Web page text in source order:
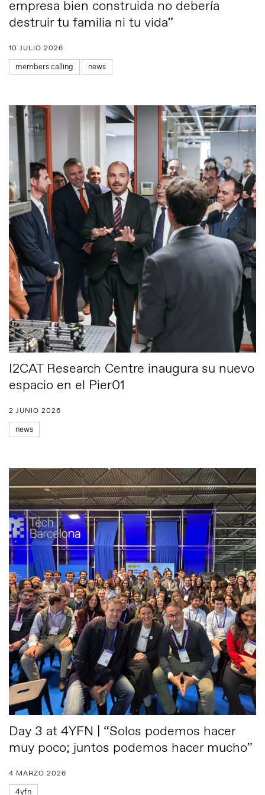
empresa bien construida no debería
destruir tu familia ni tu vida”
10 JULIO 2026
members calling news
I2CAT Research Centre inaugura su nuevo
espacio en el Pier01
2 JUNIO 2026
news
Day 3 at 4YFN | “Solos podemos hacer
muy poco; juntos podemos hacer mucho”
4 MARZO 2026
4yfn